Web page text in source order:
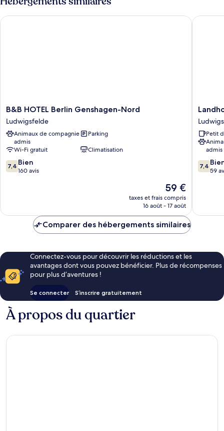
de
chambre
Family
B&B
HOTEL
Berlin
Genshagen-
Nord
Ludwigsfelde
B&B HOTEL Berlin Genshagen-Nord
Ludwigsfelde
Animaux de compagnie
admis
Parking
Wi-Fi gratuit
Climatisation
7.4
sur
7,4 Bien
160 avis
Le
nouveau
prix
de
59 €
taxes et frais compris
16 août - 17 août
B&B HOTEL Berlin Genshagen-Nord
Petit
admis
7.4
sur
7,4
59
Comparer des hébergements similaires
Connectez-vous pour découvrir les réductions et les
avantages dont vous pouvez bénéficier. Plus de récompenses
pour plus d’aventures !
Se connecter S’inscrire gratuitement
À propos du quartier